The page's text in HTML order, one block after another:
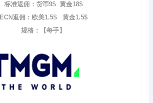
标准返佣：货币9$ 黄金18$
ECN返佣：欧美1.5$ 黄金1.5$
规格：【每手】